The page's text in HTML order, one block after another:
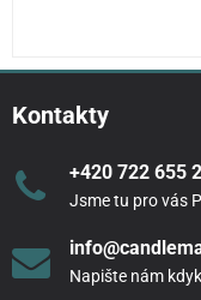
Kontakty
+420 722 655
Jsme tu pro vás
Napište nám